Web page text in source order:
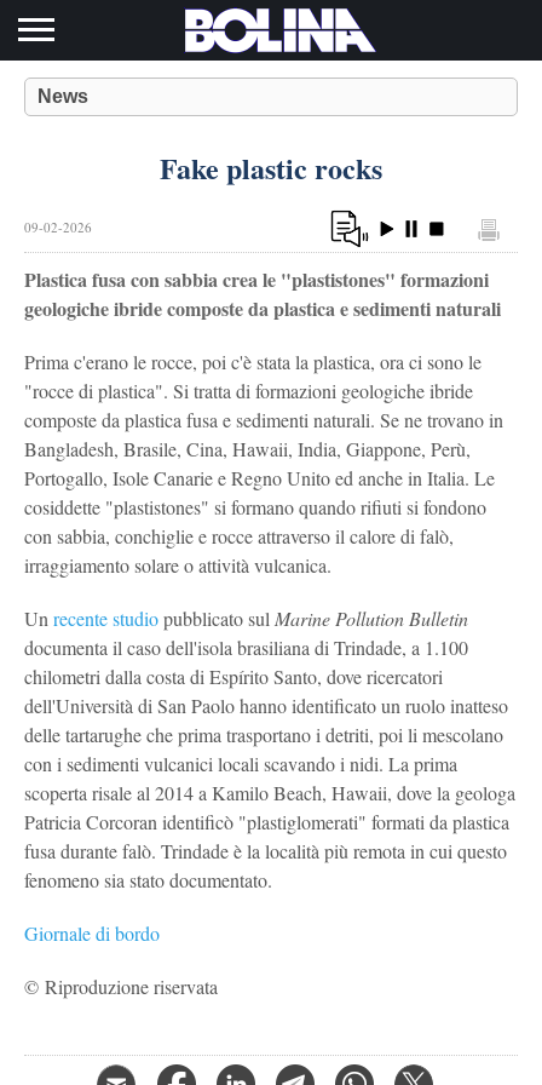
News
Fake plastic rocks
09-02-2026
Plastica fusa con sabbia crea le "plastistones" formazioni
geologiche ibride composte da plastica e sedimenti naturali
Prima c'erano le rocce, poi c'è stata la plastica, ora ci sono le
"rocce di plastica". Si tratta di formazioni geologiche ibride
composte da plastica fusa e sedimenti naturali. Se ne trovano in
Bangladesh, Brasile, Cina, Hawaii, India, Giappone, Perù,
Portogallo, Isole Canarie e Regno Unito ed anche in Italia. Le
cosiddette "plastistones" si formano quando rifiuti si fondono
con sabbia, conchiglie e rocce attraverso il calore di falò,
irraggiamento solare o attività vulcanica.
Un recente studiopubblicato sul Marine Pollution Bulletin
documenta il caso dell'isola brasiliana di Trindade, a 1.100
chilometri dalla costa di Espírito Santo, dove ricercatori
dell'Università di San Paolo hanno identificato un ruolo inatteso
delle tartarughe che prima trasportano i detriti, poi li mescolano
con i sedimenti vulcanici locali scavando i nidi. La prima
scoperta risale al 2014 a Kamilo Beach, Hawaii, dove la geologa
Patricia Corcoran identificò "plastiglomerati" formati da plastica
fusa durante falò. Trindade è la località più remota in cui questo
fenomeno sia stato documentato.
Giornale di bordo
© Riproduzione riservata